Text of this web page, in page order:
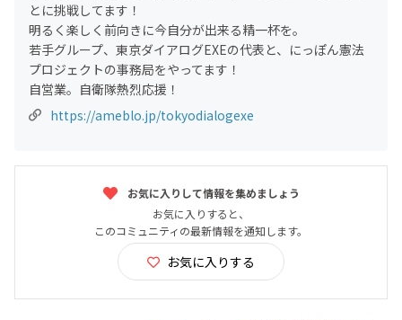
とに挑戦してます！
明るく楽しく前向きに今自分が出来る精一杯を。
若手グループ、東京ダイアログEXEの代表と、にっぽん憲法
プロジェクトの事務局をやってます！
自営業。自衛隊熱烈応援！
https://ameblo.jp/tokyodialogexe
お気に入りして情報を集めましょう
お気に入りすると、
このコミュニティの最新情報を通知します。
お気に入りする